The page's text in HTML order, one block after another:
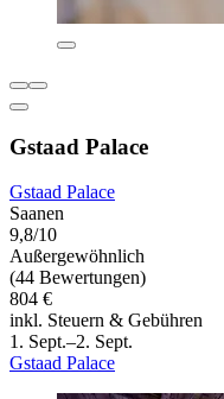
Gstaad Palace
Gstaad Palace
Saanen
9,8/10
Außergewöhnlich
(44 Bewertungen)
804 €
inkl. Steuern & Gebühren
1. Sept.–2. Sept.
Gstaad Palace